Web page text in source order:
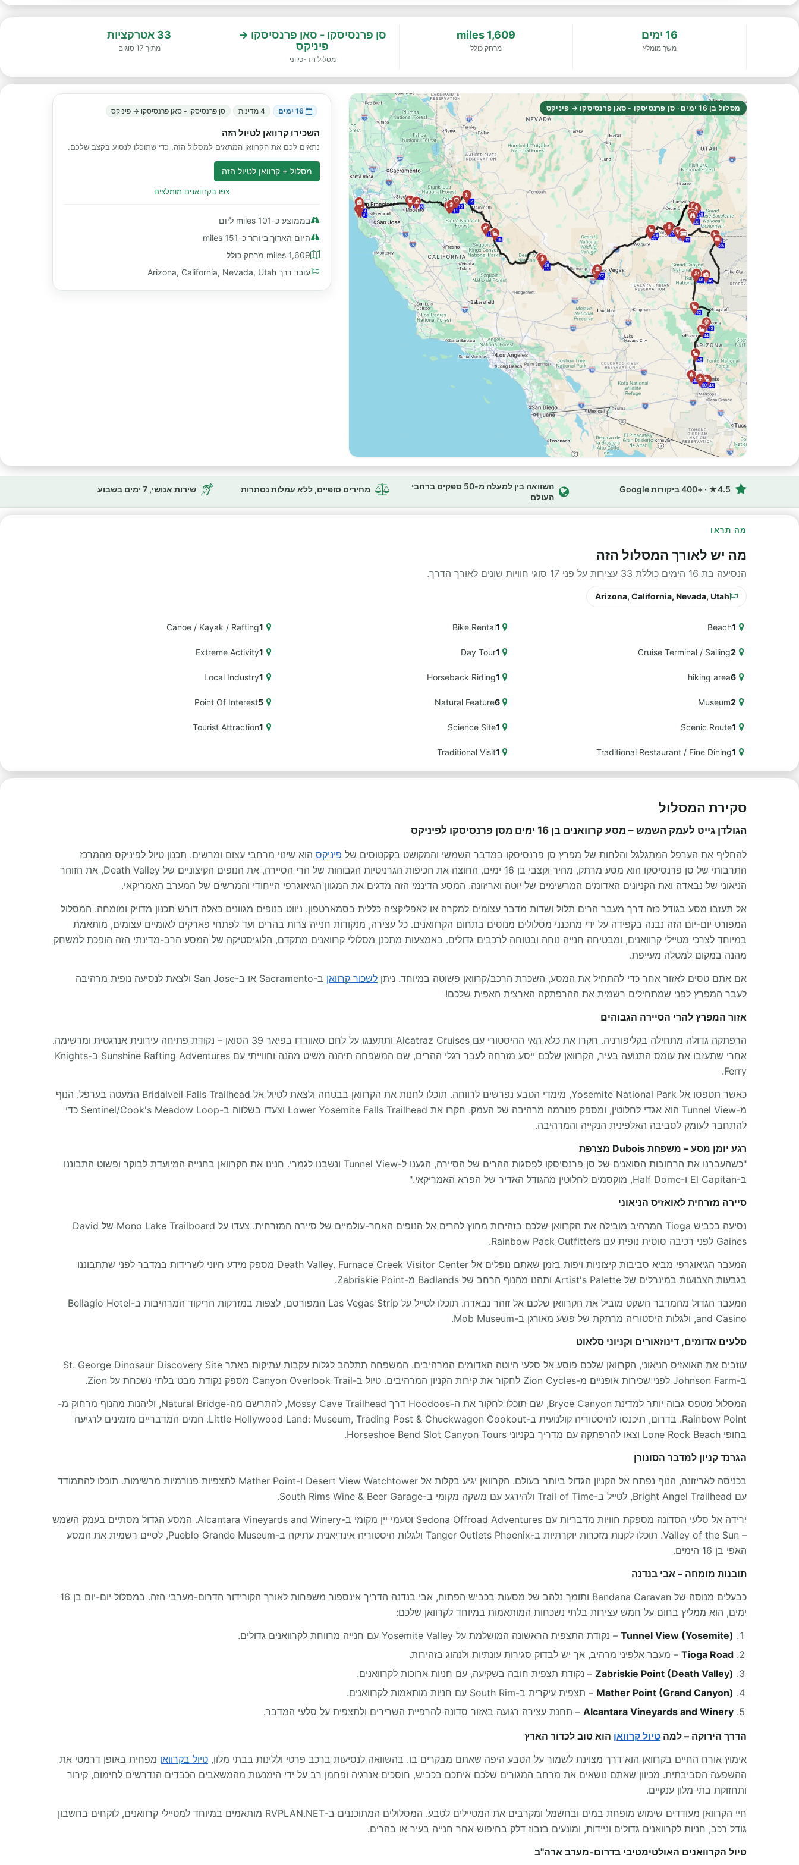
16 ימים
משך מומלץ
1,609 miles
מרחק כולל
סן פרנסיסקו - סאן פרנסיסקו →
פיניקס
מסלול חד-כיווני
33 אטרקציות
מתוך 17 סוגים
מסלול בן 16 ימים · סן פרנסיסקו - סאן פרנסיסקו → פיניקס 16 ימים 4 מדינות סן פרנסיסקו - סאן פרנסיסקו → פיניקס
השכירו קרוואן לטיול הזה
נתאים לכם את הקרוואן המתאים למסלול הזה, כדי שתוכלו לנסוע בקצב שלכם.
מסלול + קרוואן לטיול הזה
צפו בקרוואנים מומלצים
בממוצע כ-101 miles ליום
היום הארוך ביותר כ-151 miles
1,609 miles מרחק כולל
עובר דרך Arizona, California, Nevada, Utah
4.5★ · +400 ביקורות Google
השוואה בין למעלה מ-50 ספקים ברחבי
העולם
מחירים סופיים, ללא עמלות נסתרות שירות אנושי, 7 ימים בשבוע
מה תראו
מה יש לאורך המסלול הזה
הנסיעה בת 16 הימים כוללת 33 עצירות על פני 17 סוגי חוויות שונים לאורך הדרך.
Arizona, California, Nevada, Utah
1
Beach
1
Bike Rental
1
Canoe / Kayak / Rafting
2
Cruise Terminal / Sailing
1
Day Tour
1
Extreme Activity
6
hiking area
1
Horseback Riding
1
Local Industry
2
Museum
6
Natural Feature
5
Point Of Interest
1
Scenic Route
1
Science Site
1
Tourist Attraction
1
Traditional Restaurant / Fine Dining
1
Traditional Visit
סקירת המסלול
הגולדן גייט לעמק השמש – מסע קרוואנים בן 16 ימים מסן פרנסיסקו לפיניקס
להחליף את הערפל המתגלגל והלחות של מפרץ סן פרנסיסקו במדבר השמשי והמקושט בקקטוסים של פיניקס הוא שינוי מרחבי עצום ומרשים. תכנון טיול לפיניקס מהמרכז
התרבותי של סן פרנסיסקו הוא מסע מרתק, מהיר וקצבי בן 16 ימים, החוצה את הכיפות הגרניטיות הגבוהות של הרי הסיירה, את הנופים הקיצוניים של Death Valley, את הזוהר
הניאוני של נבאדה ואת הקניונים האדומים המרשימים של יוטה ואריזונה. המסע הדינמי הזה מדגים את המגוון הגיאוגרפי הייחודי והמרשים של המערב האמריקאי.
אל תעזבו מסע בגודל כזה דרך מעבר הרים תלול ושדות מדבר עצומים למקרה או לאפליקציה כללית בסמארטפון. ניווט בנופים מגוונים כאלה דורש תכנון מדויק ומומחה. המסלול
המפורט יום-יום הזה נבנה בקפידה על ידי מתכנני מסלולים מנוסים בתחום הקרוואנים. כל עצירה, מנקודות חנייה צרות בהרים ועד לפתחי פארקים לאומיים עצומים, מותאמת
במיוחד לצרכי מטיילי קרוואנים, ומבטיחה חנייה נוחה ובטוחה לרכבים גדולים. באמצעות מתכנן מסלולי קרוואנים מתקדם, הלוגיסטיקה של המסע הרב-מדינתי הזה הופכת למשחק
מהנה במקום למטלה מעייפת.
אם אתם טסים לאזור אחר כדי להתחיל את המסע, השכרת הרכב/קרוואן פשוטה במיוחד. ניתן לשכור קרוואן
ב-Sacramento או ב-San Jose ולצאת לנסיעה נופית מרהיבה
לעבר המפרץ לפני שמתחילים רשמית את ההרפתקה הארצית האפית שלכם!
אזור המפרץ להרי הסיירה הגבוהים
הרפתקה גדולה מתחילה בקליפורניה. חקרו את כלא האי ההיסטורי עם Alcatraz Cruises ותתענגו על לחם סאוורדו בפיאר 39 הסואן – נקודת פתיחה עירונית אנרגטית ומרשימה.
אחרי שתעזבו את עומס התנועה בעיר, הקרוואן שלכם ייסע מזרחה לעבר רגלי ההרים, שם המשפחה תיהנה משיט מהנה וחווייתי עם Sunshine Rafting Adventures ב-Knights
Ferry.
כאשר תטפסו אל Yosemite National Park, מימדי הטבע נפרשים לרווחה. תוכלו לחנות את הקרוואן בבטחה ולצאת לטיול אל Bridalveil Falls Trailhead המעטה בערפל. הנוף
מ-Tunnel View הוא אגדי לחלוטין, ומספק פנורמה מרהיבה של העמק. חקרו את Lower Yosemite Falls Trailhead וצעדו בשלווה ב-Sentinel/Cook's Meadow Loop כדי
להתחבר לעומק לסביבה האלפינית הנקייה והמרהיבה.
רגע יומן מסע – משפחת Dubois מצרפת
"כשהעברנו את הרחובות הסואנים של סן פרנסיסקו לפסגות ההרים של הסיירה, הגענו ל-Tunnel View ונשבנו לגמרי. חנינו את הקרוואן בחנייה המיועדת לבוקר ופשוט התבוננו
ב-El Capitan ו-Half Dome, מוקסמים לחלוטין מהגודל האדיר של הפרא האמריקאי."
סיירה מזרחית לאואזיס הניאוני
נסיעה בכביש Tioga המרהיב מובילה את הקרוואן שלכם בזהירות מחוץ להרים אל הנופים האחר-עולמיים של סיירה המזרחית. צעדו על Mono Lake Trailboard של David
Gaines לפני רכיבה סוסית נופית עם Rainbow Pack Outfitters.
המעבר הגיאוגרפי מביא סביבות קיצוניות ויפות בזמן שאתם נופלים אל Death Valley. Furnace Creek Visitor Center מספק מידע חיוני לשרידות במדבר לפני שתתבוננו
בגבעות הצבועות במינרלים של Artist's Palette ותהנו מהנוף הרחב של Badlands מ-Zabriskie Point.
המעבר הגדול מהמדבר השקט מוביל את הקרוואן שלכם אל זוהר נבאדה. תוכלו לטייל על Las Vegas Strip המפורסם, לצפות במזרקות הריקוד המרהיבות ב-Bellagio Hotel
and Casino, ולגלות היסטוריה מרתקת של פשע מאורגן ב-Mob Museum.
סלעים אדומים, דינוזאורים וקניוני סלאוט
עוזבים את האואזיס הניאוני, הקרוואן שלכם פוסע אל סלעי היוטה האדומים המרהיבים. המשפחה תתלהב לגלות עקבות עתיקות באתר St. George Dinosaur Discovery Site
ב-Johnson Farm לפני שכירות אופניים מ-Zion Cycles לחקור את קירות הקניון המרהיבים. טיול ב-Canyon Overlook Trail מספק נקודת מבט בלתי נשכחת על Zion.
המסלול מטפס גבוה יותר למדינת Bryce Canyon, שם תוכלו לחקור את ה-Hoodoos דרך Mossy Cave Trailhead, להתרשם מה-Natural Bridge, וליהנות מהנוף מרחוק מ-
Rainbow Point. בדרום, תיכנסו להיסטוריה קולנועית ב-Little Hollywood Land: Museum, Trading Post & Chuckwagon Cookout. המים המדבריים מזמינים לרגיעה
בחופי Lone Rock Beach וצאו להרפתקה עם מדריך בקניוני Horseshoe Bend Slot Canyon Tours.
הגרנד קניון למדבר הסונורן
בכניסה לאריזונה, הנוף נפתח אל הקניון הגדול ביותר בעולם. הקרוואן יגיע בקלות אל Desert View Watchtower ו-Mather Point לתצפיות פנורמיות מרשימות. תוכלו להתמודד
עם Bright Angel Trailhead, לטייל ב-Trail of Time ולהירגע עם משקה מקומי ב-South Rims Wine & Beer Garage.
ירידה אל סלעי הסדונה מספקת חוויות מדבריות עם Sedona Offroad Adventures וטעמי יין מקומי ב-Alcantara Vineyards and Winery. המסע הגדול מסתיים בעמק השמש
– Valley of the Sun. תוכלו לקנות מזכרות יוקרתיות ב-Tanger Outlets Phoenix ולגלות היסטוריה אינדיאנית עתיקה ב-Pueblo Grande Museum, לסיים רשמית את המסע
האפי בן 16 הימים.
תובנות מומחה – אבי בנדנה
כבעלים מנוסה של Bandana Caravan ותומך נלהב של מסעות בכביש הפתוח, אבי בנדנה הדריך אינספור משפחות לאורך הקורידור הדרום-מערבי הזה. במסלול יום-יום בן 16
ימים, הוא ממליץ בחום על חמש עצירות בלתי נשכחות המותאמות במיוחד לקרוואן שלכם:
Tunnel View (Yosemite) – נקודת התצפית הראשונה המושלמת על Yosemite Valley עם חנייה מרווחת לקרוואנים גדולים.
Tioga Road – מעבר אלפיני מרהיב, אך יש לבדוק סגירות עונתיות ולנהוג בזהירות.
Zabriskie Point (Death Valley) – נקודת תצפית חובה בשקיעה, עם חניות ארוכות לקרוואנים.
Mather Point (Grand Canyon) – תצפית עיקרית ב-South Rim עם חניות מותאמות לקרוואנים.
Alcantara Vineyards and Winery – תחנת עצירה רגועה באזור סדונה להרפיית השרירים ולתצפית על סלעי המדבר.
הדרך הירוקה – למה טיול קרוואן הוא טוב לכדור הארץ
אימוץ אורח החיים בקרוואן הוא דרך מצוינת לשמור על הטבע היפה שאתם מבקרים בו. בהשוואה לנסיעות ברכב פרטי וללינות בבתי מלון, טיול בקרוואן מפחית באופן דרמטי את
ההשפעה הסביבתית. מכיוון שאתם נושאים את מרחב המגורים שלכם איתכם בכביש, חוסכים אנרגיה ופחמן רב על ידי הימנעות מהמשאבים הכבדים הנדרשים לחימום, קירור
ותחזוקת בתי מלון ענקיים.
חיי הקרוואן מעודדים שימוש מופחת במים ובחשמל ומקרבים את המטיילים לטבע. המסלולים המתוכננים ב-RVPLAN.NET מותאמים במיוחד למטיילי קרוואנים, לוקחים בחשבון
גודל רכב, חניות לקרוואנים גדולים וניידות, ומונעים בזבוז דלק בחיפוש אחר חנייה בעיר או בהרים.
טיול הקרוואנים האולטימטיבי בדרום-מערב ארה"ב